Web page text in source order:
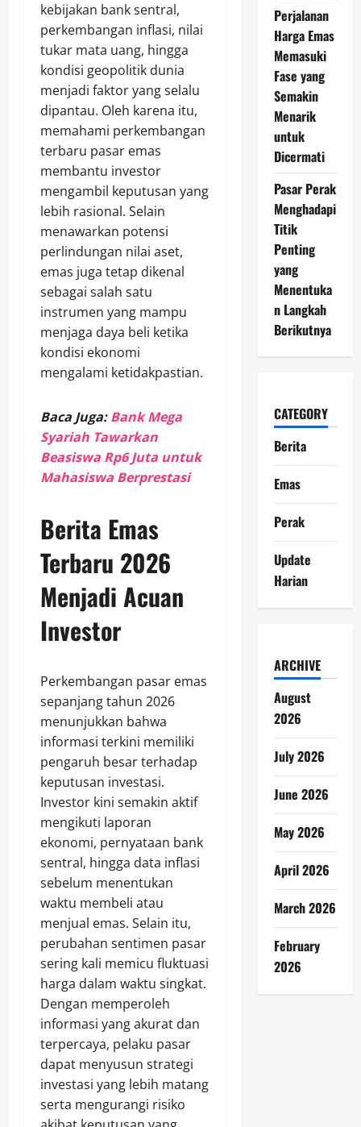
kebijakan bank sentral,
perkembangan inflasi, nilai
tukar mata uang, hingga
kondisi geopolitik dunia
menjadi faktor yang selalu
dipantau. Oleh karena itu,
memahami perkembangan
terbaru pasar emas
membantu investor
mengambil keputusan yang
lebih rasional. Selain
menawarkan potensi
perlindungan nilai aset,
emas juga tetap dikenal
sebagai salah satu
instrumen yang mampu
menjaga daya beli ketika
kondisi ekonomi
mengalami ketidakpastian.
Baca Juga: Bank Mega
Syariah Tawarkan
Beasiswa Rp6 Juta untuk
Mahasiswa Berprestasi
Berita Emas
Terbaru 2026
Menjadi Acuan
Investor
Perkembangan pasar emas
sepanjang tahun 2026
menunjukkan bahwa
informasi terkini memiliki
pengaruh besar terhadap
keputusan investasi.
Investor kini semakin aktif
mengikuti laporan
ekonomi, pernyataan bank
sentral, hingga data inflasi
sebelum menentukan
waktu membeli atau
menjual emas. Selain itu,
perubahan sentimen pasar
sering kali memicu fluktuasi
harga dalam waktu singkat.
Dengan memperoleh
informasi yang akurat dan
terpercaya, pelaku pasar
dapat menyusun strategi
investasi yang lebih matang
serta mengurangi risiko
Perjalanan
Harga Emas
Memasuki
Fase yang
Semakin
Menarik
untuk
Dicermati
Pasar Perak
Menghadapi
Titik
Penting
yang
Menentuka
n Langkah
Berikutnya
CATEGORY
Berita
Emas
Perak
Update
Harian
ARCHIVE
August
2026
July 2026
June 2026
May 2026
April 2026
March 2026
February
2026